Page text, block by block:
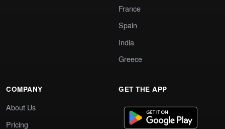
France
Spain
India
Greece
COMPANY
About Us
Pricing
GET THE APP